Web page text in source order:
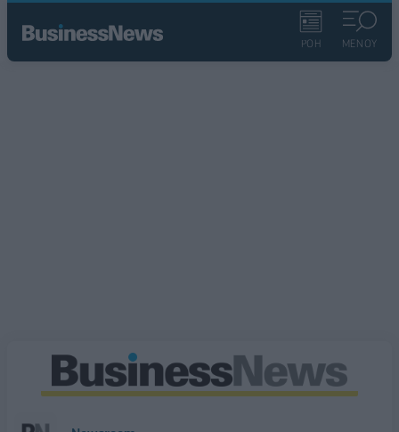
ΡΟΗ ΜΕΝΟΥ